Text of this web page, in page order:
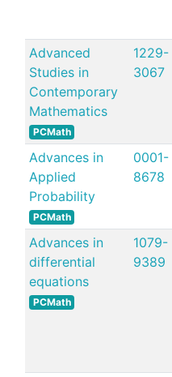
Advanced
Studies in
Contemporary
Mathematics
PCMath
1229-
3067
Advances in
Applied
Probability
PCMath
0001-
8678
Advances in
differential
equations
PCMath
1079-
9389